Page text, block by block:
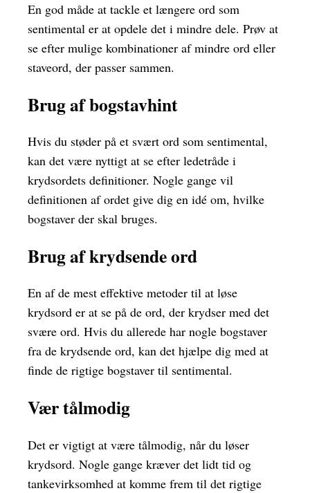
En god måde at tackle et længere ord som
sentimental er at opdele det i mindre dele. Prøv at
se efter mulige kombinationer af mindre ord eller
staveord, der passer sammen.
Brug af bogstavhint
Hvis du støder på et svært ord som sentimental,
kan det være nyttigt at se efter ledetråde i
krydsordets definitioner. Nogle gange vil
definitionen af ordet give dig en idé om, hvilke
bogstaver der skal bruges.
Brug af krydsende ord
En af de mest effektive metoder til at løse
krydsord er at se på de ord, der krydser med det
svære ord. Hvis du allerede har nogle bogstaver
fra de krydsende ord, kan det hjælpe dig med at
finde de rigtige bogstaver til sentimental.
Vær tålmodig
Det er vigtigt at være tålmodig, når du løser
krydsord. Nogle gange kræver det lidt tid og
tankevirksomhed at komme frem til det rigtige